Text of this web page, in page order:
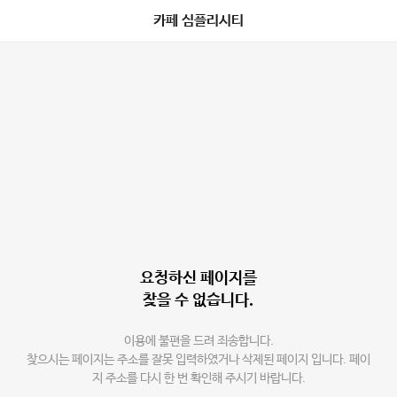
카페 심플리시티
요청하신 페이지를
찾을 수 없습니다.
이용에 불편을 드려 죄송합니다.
찾으시는 페이지는 주소를 잘못 입력하였거나 삭제된 페이지 입니다. 페이
지 주소를 다시 한 번 확인해 주시기 바랍니다.